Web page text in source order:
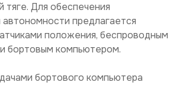
тяге. Для обеспечения
предлагается
положения, беспроводным
бортовым компьютером.
бортового компьютера